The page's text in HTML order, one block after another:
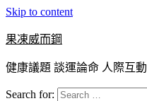
Skip to content
果凍威而鋼
健康議題 談運論命 人際互動
Search for: